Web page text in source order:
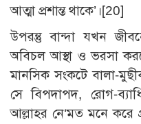
আত্মা প্রশান্ত থাকে’।[20]
উপরন্তু বান্দা যখন
অবিচল আস্থা ও ভরসা
মানসিক সংকটে বালা-
সে বিপদাপদ, রোগ-
আল্লাহর নে‘মত মনে করে